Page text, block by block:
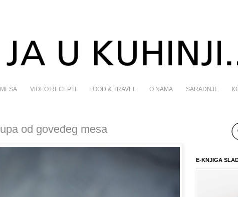
VIDEO RECEPTI FOOD & TRAVEL O NAMA SARADNJE
od goveđeg mesa
E-KNJIGA